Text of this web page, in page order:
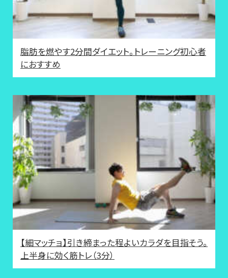
脂肪を燃やす2分間ダイエット。トレーニング初心者
におすすめ
【細マッチョ】引き締まった程よいカラダを目指そう。
上半身に効く筋トレ（3分）